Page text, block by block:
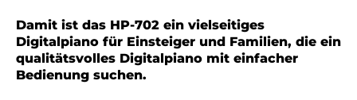
Damit ist das HP-702 ein vielseitiges
Digitalpiano für Einsteiger und Familien, die ein
qualitätsvolles Digitalpiano mit einfacher
Bedienung suchen.